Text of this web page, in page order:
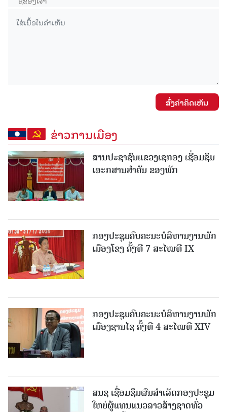
ສົ່ງຄໍາຄິດເຫັນ
ຂ່າວການເມືອງ
ສານປະຊາຊົນແຂວງເຊກອງ ເຊື່ອມຊຶມ
ເອະກສານສໍາຄັນ ຂອງພັກ
ກອງປະຊຸມຄົບຄະນະບໍລິຫານງານພັກ
ເມືອງໂຂງ ຄັ້ງທີ 7 ສະໄໝທີ IX
ກອງປະຊຸມຄົບຄະນະບໍລິຫານງານພັກ
ເມືອງຊານ​ໄຊ ຄັ້ງທີ 4 ສະໄໝທີ XIV
ສນຊ ເຊື່ອມຊຶມຜົນສໍາເລັດກອງປະຊຸມ
ໃຫຍ່ຜູ້ແທນແນວລາວສ້າງຊາດທົ່ວ